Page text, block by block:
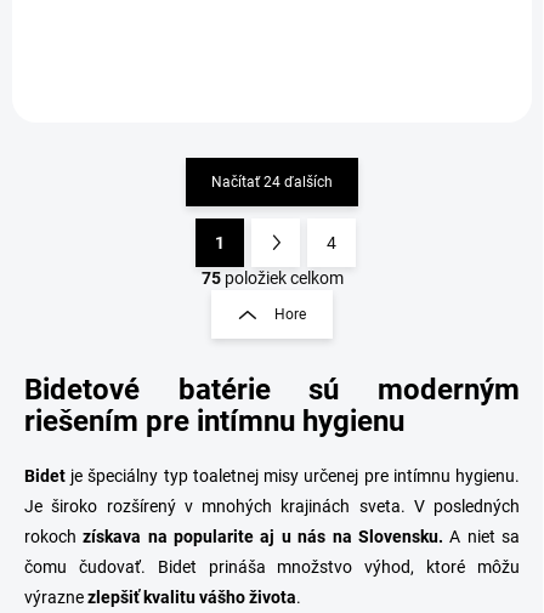
O
v
á
d
c
i
e
r
v
k
y
v
ý
Načítať 24 ďalších
S
t
r
á
k
o
a
n
i
e
1
4
75položiek celkom
Hore
Bidetové batérie sú moderným
riešením pre intímnu hygienu
Bidet je špeciálny typ toaletnej misy určenej pre intímnu hygienu.
Je široko rozšírený v mnohých krajinách sveta. V posledných
rokochzískava na popularite aj u nás na Slovensku. A niet sa
čomu čudovať. Bidet prináša množstvo výhod, ktoré môžu
výraznezlepšiť kvalituvášhoživota.